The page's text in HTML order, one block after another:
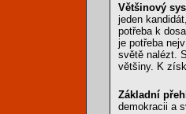
Většinový
jeden
potřeba k
je potřeba
světě nalézt.
většiny. K
Základní
demokracii a